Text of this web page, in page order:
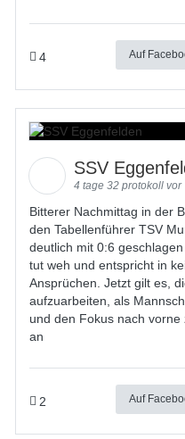
4 Auf
SSV
4 tage 32 protokoll vor
Bitterer Nachmittag in der
den Tabellenführer TSV
deutlich mit 0:6
tut weh und entspricht in
Ansprüchen. Jetzt gilt es,
aufzuarbeiten, als
und den Fokus nach
an
2 Auf